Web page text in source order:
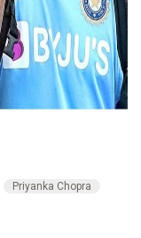
Priyanka Chopra